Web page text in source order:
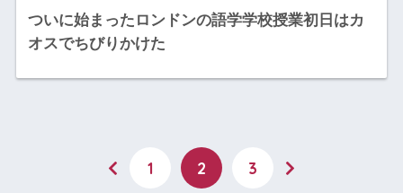
ついに始まったロンドンの語学学校授業初日はカ
オスでちびりかけた
1 2 3